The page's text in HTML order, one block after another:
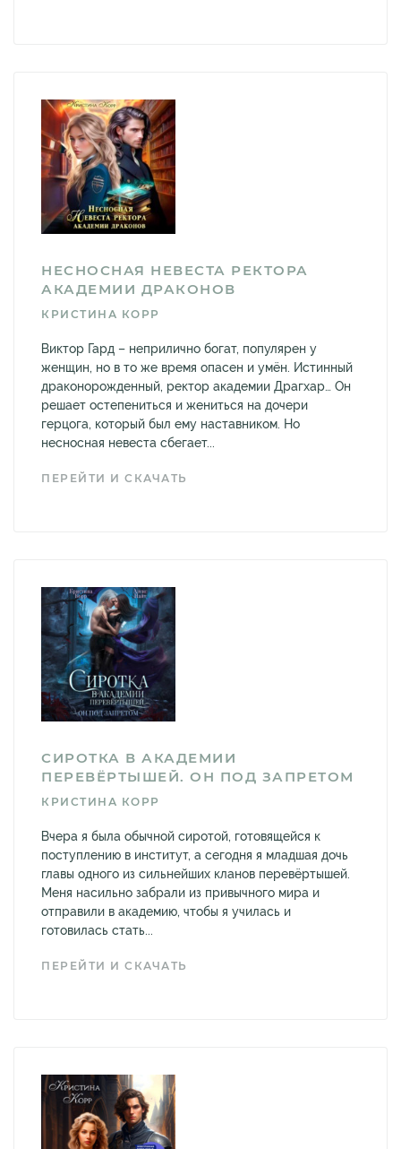
НЕСНОСНАЯ НЕВЕСТА РЕКТОРА
АКАДЕМИИ ДРАКОНОВ
КРИСТИНА КОРР
Виктор Гард – неприлично богат, популярен у
женщин, но в то же время опасен и умён. Истинный
драконорожденный, ректор академии Драгхар… Он
решает остепениться и жениться на дочери
герцога, который был ему наставником. Но
несносная невеста сбегает...
ПЕРЕЙТИ И СКАЧАТЬ
СИРОТКА В АКАДЕМИИ
ПЕРЕВЁРТЫШЕЙ. ОН ПОД ЗАПРЕТОМ
КРИСТИНА КОРР
Вчера я была обычной сиротой, готовящейся к
поступлению в институт, а сегодня я младшая дочь
главы одного из сильнейших кланов перевёртышей.
Меня насильно забрали из привычного мира и
отправили в академию, чтобы я училась и
готовилась стать...
ПЕРЕЙТИ И СКАЧАТЬ